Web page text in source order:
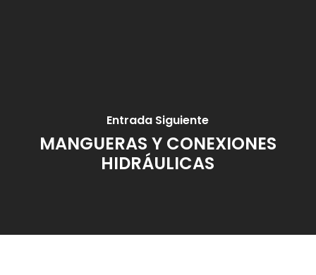
Entrada Siguiente
MANGUERAS Y CONEXIONES
HIDRÁULICAS